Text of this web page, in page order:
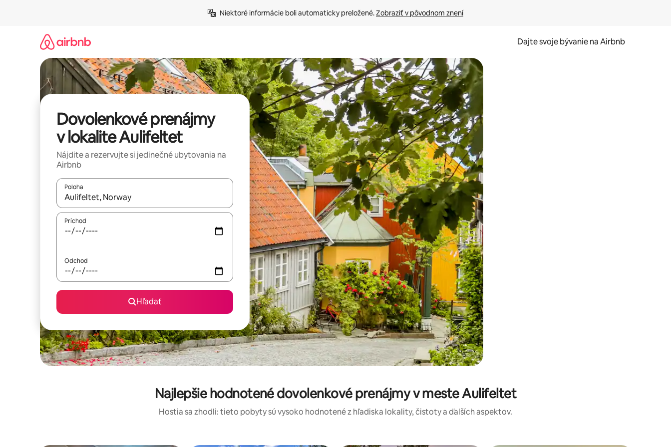
Niektoré informácie boli automaticky preložené. Zobraziť v pôvodnom znení
Dajte svoje bývanie na Airbnb
Dovolenkové prenájmy
v lokalite Aulifeltet
Nájdite a rezervujte si jedinečné ubytovania na
Airbnb
Poloha
Keď budú výsledky k dispozícii, môžete si ich prechádzať pomocou klávesov so šípkami nahor a nadol alebo ich preskúmať pomocou dotykových gest či potiahnutia prstom.
Príchod
Odchod
Hľadať
Najlepšie hodnotené dovolenkové prenájmy v meste Aulifeltet
Hostia sa zhodli: tieto pobyty sú vysoko hodnotené z hľadiska lokality, čistoty a ďalších aspektov.